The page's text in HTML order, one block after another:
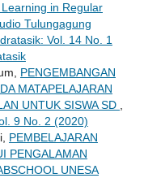
in Regular
Tulungagung
Vol. 14 No. 1
PENGEMBANGAN
MATAPELAJARAN
UNTUK SISWA SD ,
9 No. 2 (2020)
PEMBELAJARAN
PENGALAMAN
UNESA